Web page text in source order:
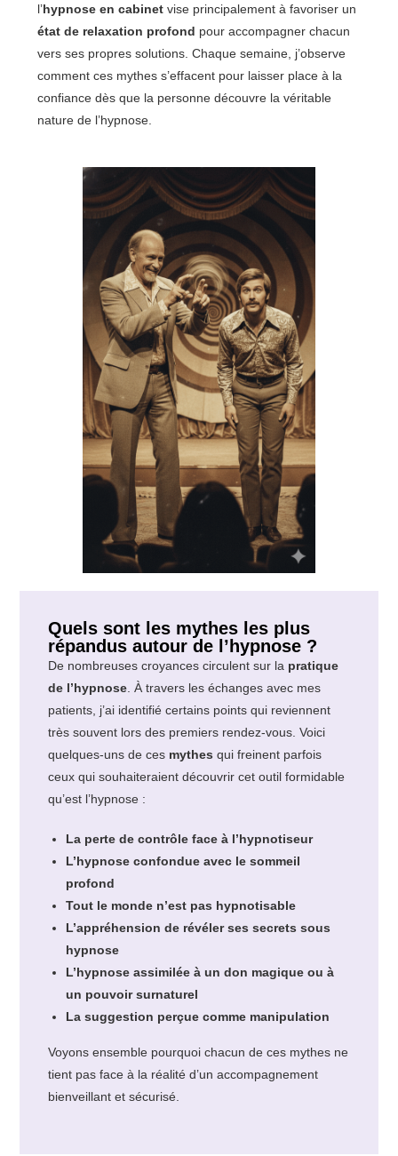
l’hypnose en cabinet vise principalement à favoriser un
état de relaxation profond pour accompagner chacun
vers ses propres solutions. Chaque semaine, j’observe
comment ces mythes s’effacent pour laisser place à la
confiance dès que la personne découvre la véritable
nature de l’hypnose.
Quels sont les mythes les plus
répandus autour de l’hypnose ?
De nombreuses croyances circulent sur la pratique
de l’hypnose. À travers les échanges avec mes
patients, j’ai identifié certains points qui reviennent
très souvent lors des premiers rendez-vous. Voici
quelques-uns de ces mythes qui freinent parfois
ceux qui souhaiteraient découvrir cet outil formidable
qu’est l’hypnose :
La perte de contrôle face à l’hypnotiseur
L’hypnose confondue avec le sommeil
profond
Tout le monde n’est pas hypnotisable
L’appréhension de révéler ses secrets sous
hypnose
L’hypnose assimilée à un don magique ou à
un pouvoir surnaturel
La suggestion perçue comme manipulation
Voyons ensemble pourquoi chacun de ces mythes ne
tient pas face à la réalité d’un accompagnement
bienveillant et sécurisé.